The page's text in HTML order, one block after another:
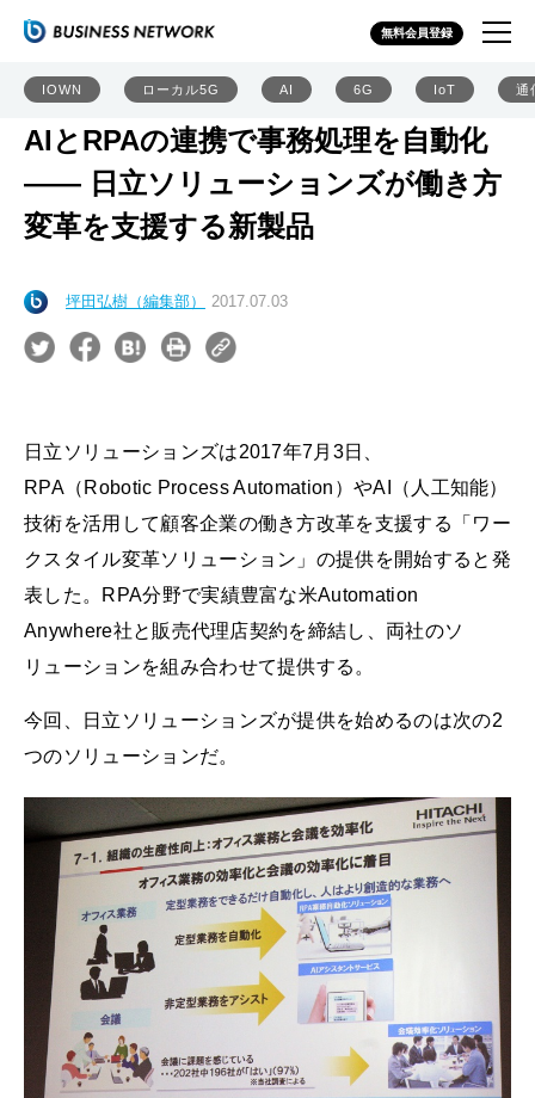
無料会員登録
IOWN ローカル5G AI 6G IoT 通
AIとRPAの連携で事務処理を自動化
―― 日立ソリューションズが働き方
変革を支援する新製品
坪田弘樹（編集部） 2017.07.03
日立ソリューションズは2017年7月3日、
RPA（Robotic Process Automation）やAI（人工知能）
技術を活用して顧客企業の働き方改革を支援する「ワー
クスタイル変革ソリューション」の提供を開始すると発
表した。RPA分野で実績豊富な米Automation
Anywhere社と販売代理店契約を締結し、両社のソ
リューションを組み合わせて提供する。
今回、日立ソリューションズが提供を始めるのは次の2
つのソリューションだ。